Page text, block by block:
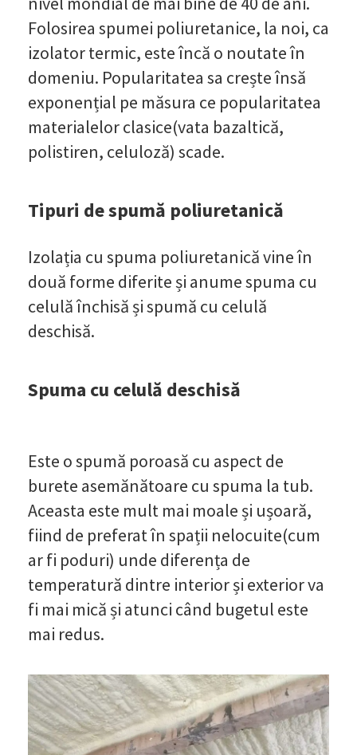
Folosirea spumei poliuretanice, la noi, ca
izolator termic, este încă o noutate în
domeniu. Popularitatea sa crește însă
exponențial pe măsura ce popularitatea
materialelor clasice(vata bazaltică,
polistiren, celuloză) scade.
Tipuri de spumă poliuretanică
Izolația cu spuma poliuretanică vine în
două forme diferite și anume spuma cu
celulă închisă și spumă cu celulă
deschisă.
Spuma cu celulă deschisă
Este o spumă poroasă cu aspect de
burete asemănătoare cu spuma la tub.
Aceasta este mult mai moale și ușoară,
fiind de preferat în spații nelocuite(cum
ar fi poduri) unde diferența de
temperatură dintre interior și exterior va
fi mai mică și atunci când bugetul este
mai redus.